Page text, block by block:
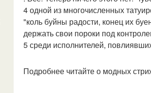
4 одной из многочисленных
"коль буйны радости, конец их
держать свои пороки под
5 среди исполнителей,
Подробнее читайте о модных